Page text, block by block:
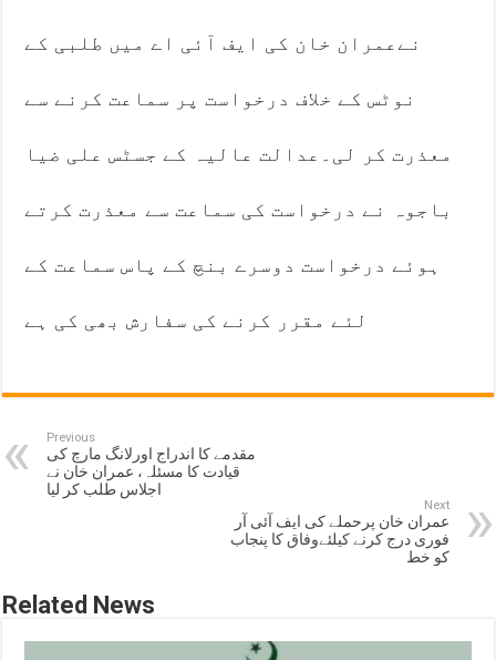
نےعمران خان کی ایف آئی اے میں طلبی کے
نوٹس کے خلاف درخواست پر سماعت کرنے سے
معذرت کر لی۔عدالت عالیہ کے جسٹس علی ضیا
باجوہ نے درخواست کی سماعت سے معذرت کرتے
ہوئے درخواست دوسرے بنچ کے پاس سماعت کے
لئے مقرر کرنے کی سفارش بھی کی ہے
Previous
مقدمے کا اندراج اورلانگ مارچ کی
قیادت کا مسئلہ، عمران خان نے
اجلاس طلب کر لیا
Next
عمران خان پرحملے کی ایف آئی آر
فوری درج کرنے کیلئےوفاق کا پنجاب
کو خط
Related News